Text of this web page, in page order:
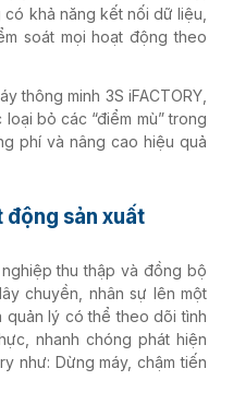
khả năng kết nối dữ liệu,
soát mọi hoạt động theo
thông minh 3S iFACTORY,
bỏ các “điểm mù” trong
phí và nâng cao hiệu quả
động sản xuất
thu thập và đồng bộ
chuyền, nhân sự lên một
quản lý có thể theo dõi tình
nhanh chóng phát hiện
như: Dừng máy, chậm tiến